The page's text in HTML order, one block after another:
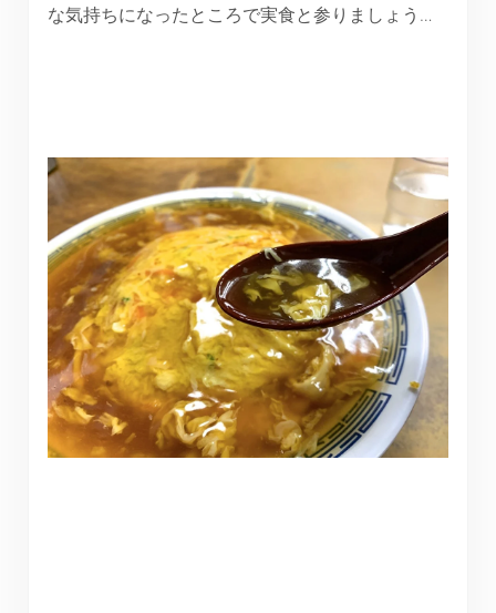
な気持ちになったところで実食と参りましょう…